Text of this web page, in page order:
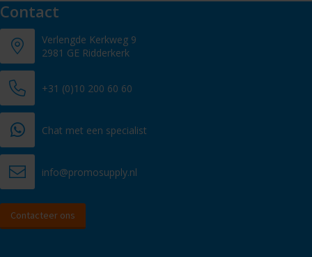
Contact
Verlengde Kerkweg 9
2981 GE Ridderkerk
+31 (0)10 200 60 60
Chat met een specialist
info@promosupply.nl
Contacteer ons